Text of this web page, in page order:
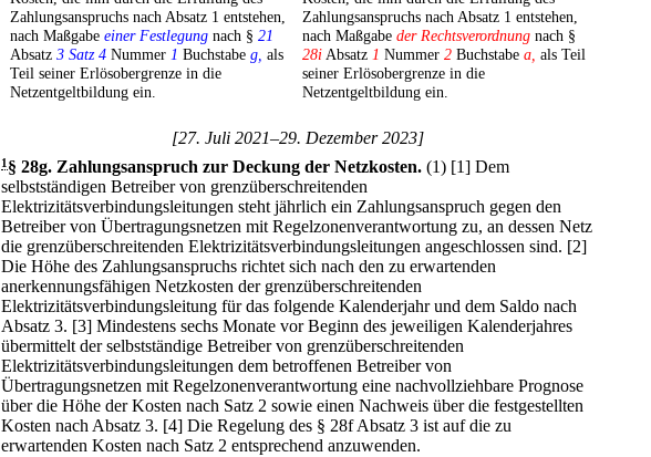
Zahlungsanspruchs nach Absatz 1 entstehen,
nach Maßgabe einer Festlegung nach § 21
Absatz 3 Satz 4 Nummer 1 Buchstabe g, als
Teil seiner Erlösobergrenze in die
Netzentgeltbildung ein.
Zahlungsanspruchs nach Absatz 1 entstehen,
nach Maßgabe der Rechtsverordnung nach §
28iAbsatz 1 Nummer 2 Buchstabe a, als Teil
seiner Erlösobergrenze in die
Netzentgeltbildung ein.
[27. Juli 2021–29. Dezember 2023]
1§ 28g. Zahlungsanspruch zur Deckung der Netzkosten. (1) [1] Dem
selbstständigen Betreiber von grenzüberschreitenden
Elektrizitätsverbindungsleitungen steht jährlich ein Zahlungsanspruch gegen den
Betreiber von Übertragungsnetzen mit Regelzonenverantwortung zu, an dessen Netz
die grenzüberschreitenden Elektrizitätsverbindungsleitungen angeschlossen sind. [2]
Die Höhe des Zahlungsanspruchs richtet sich nach den zu erwartenden
anerkennungsfähigen Netzkosten der grenzüberschreitenden
Elektrizitätsverbindungsleitung für das folgende Kalenderjahr und dem Saldo nach
Absatz 3. [3] Mindestens sechs Monate vor Beginn des jeweiligen Kalenderjahres
übermittelt der selbstständige Betreiber von grenzüberschreitenden
Elektrizitätsverbindungsleitungen dem betroffenen Betreiber von
Übertragungsnetzen mit Regelzonenverantwortung eine nachvollziehbare Prognose
über die Höhe der Kosten nach Satz 2 sowie einen Nachweis über die festgestellten
Kosten nach Absatz 3. [4] Die Regelung des § 28f Absatz 3 ist auf die zu
erwartenden Kosten nach Satz 2 entsprechend anzuwenden.